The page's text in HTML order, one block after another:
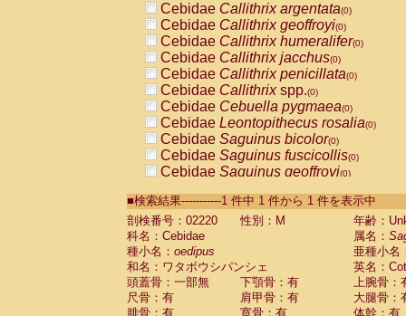
Cebidae Callithrix argentata(0)
Cebidae Callithrix geoffroyi(0)
Cebidae Callithrix humeralifer(0)
Cebidae Callithrix jacchus(0)
Cebidae Callithrix penicillata(0)
Cebidae Callithrixspp.(0)
Cebidae Cebuella pygmaea(0)
Cebidae Leontopithecus rosalia(0)
Cebidae Saguinus bicolor(0)
Cebidae Saguinus fuscicollis(0)
Cebidae Saguinus geoffroyi(0)
CebidaeSaguinus labiatus(0)
Cebidae Saguinus leucopus (0)
Cebidae
Cebidae
CebidaeSaguinus nigricollis (0)
Cebidae Saguinus oedipus
Cebidae Saguinus weddelli
■検索結果-----------1 件中 1 件から 1 件を表示中
剖検番号：02220
性別：M
年齢：
科名：Cebidae
属名：
種小名： oedipus
亜種小名
和名：ワタボウシパンシェ
英名：
頭蓋骨：一部無
下顎骨：有
上腕骨：
尺骨：有
肩甲骨：有
大腿骨：
腓骨：有
寛骨：有
体幹：有